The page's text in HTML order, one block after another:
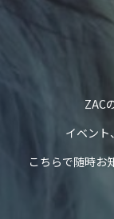
ZAC
イベン
こちらで随時お